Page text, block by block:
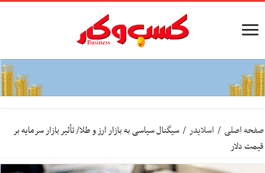
صفحه اصلی / اسلایدر / سیگنال سیاسی به بازار ارز و طلا/ تأثیر بازار سرمایه بر
قیمت دلار